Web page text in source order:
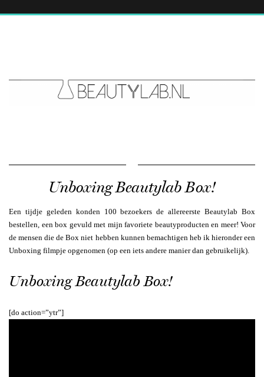
Unboxing Beautylab Box!
Een tijdje geleden konden 100 bezoekers de allereerste Beautylab Box
bestellen, een box gevuld met mijn favoriete beautyproducten en meer! Voor
de mensen die de Box niet hebben kunnen bemachtigen heb ik hieronder een
Unboxing filmpje opgenomen (op een iets andere manier dan gebruikelijk).
Unboxing Beautylab Box!
[do action=”ytr”]